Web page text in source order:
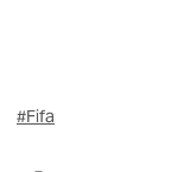
#Fifa